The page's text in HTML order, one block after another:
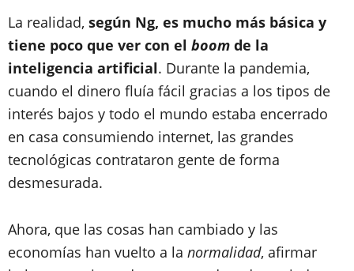
La realidad, según Ng, es mucho más básica y
tiene poco que ver con el boom de la
inteligencia artificial. Durante la pandemia,
cuando el dinero fluía fácil gracias a los tipos de
interés bajos y todo el mundo estaba encerrado
en casa consumiendo internet, las grandes
tecnológicas contrataron gente de forma
desmesurada.
Ahora, que las cosas han cambiado y las
economías han vuelto a la normalidad, afirmar